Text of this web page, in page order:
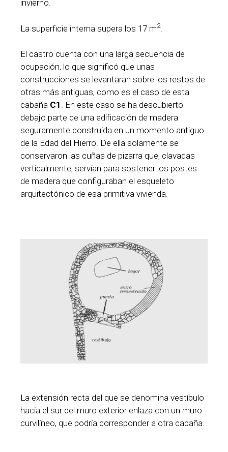
invierno.
La superficie interna supera los 17 m2.
El castro cuenta con una larga secuencia de
ocupación, lo que significó que unas
construcciones se levantaran sobre los restos de
otras más antiguas, como es el caso de esta
cabaña C1 . En este caso se ha descubierto
debajo parte de una edificación de madera
seguramente construida en un momento antiguo
de la Edad del Hierro. De ella solamente se
conservaron las cuñas de pizarra que, clavadas
verticalmente, servían para sostener los postes
de madera que configuraban el esqueleto
arquitectónico de esa primitiva vivienda.
La extensión recta del que se denomina vestíbulo
hacia el sur del muro exterior enlaza con un muro
curvilíneo, que podría corresponder a otra cabaña.